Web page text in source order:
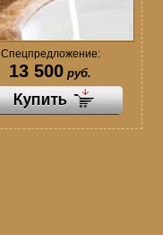
Спецпредложение:
13 500 руб.